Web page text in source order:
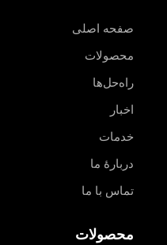
صفحه اصلی
محصولات
راه‌حل‌ها
اخبار
خدمات
دربارهٔ ما
تماس با ما
محصولات